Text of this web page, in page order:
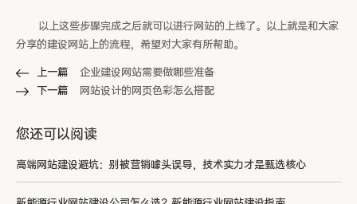
以上这些步骤完成之后就可以进行网站的上线了。以上就是和大家
分享的建设网站上的流程，希望对大家有所帮助。
上一篇
企业建设网站需要做哪些准备
下一篇
网站设计的网页色彩怎么搭配
您还可以阅读
高端网站建设避坑：别被营销噱头误导，技术实力才是甄选核心